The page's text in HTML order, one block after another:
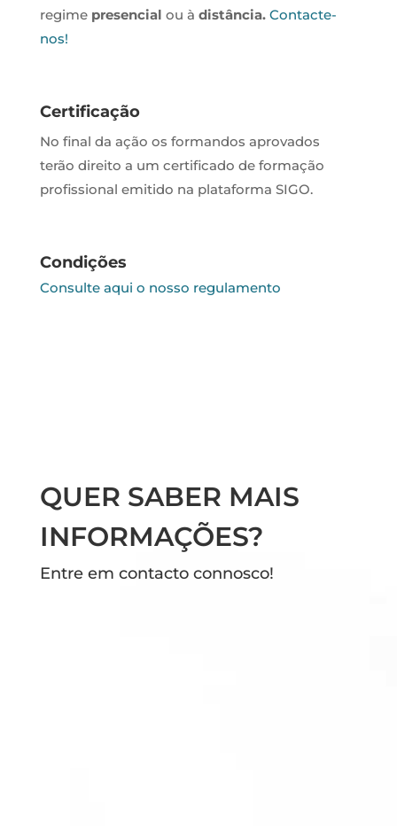
regime presencial ou à distância. Contacte-
nos!
Certificação
No final da ação os formandos aprovados
terão direito a um certificado de formação
profissional emitido na plataforma SIGO.
Condições
Consulte aqui o nosso regulamento
QUER SABER MAIS
INFORMAÇÕES?
Entre em contacto connosco!